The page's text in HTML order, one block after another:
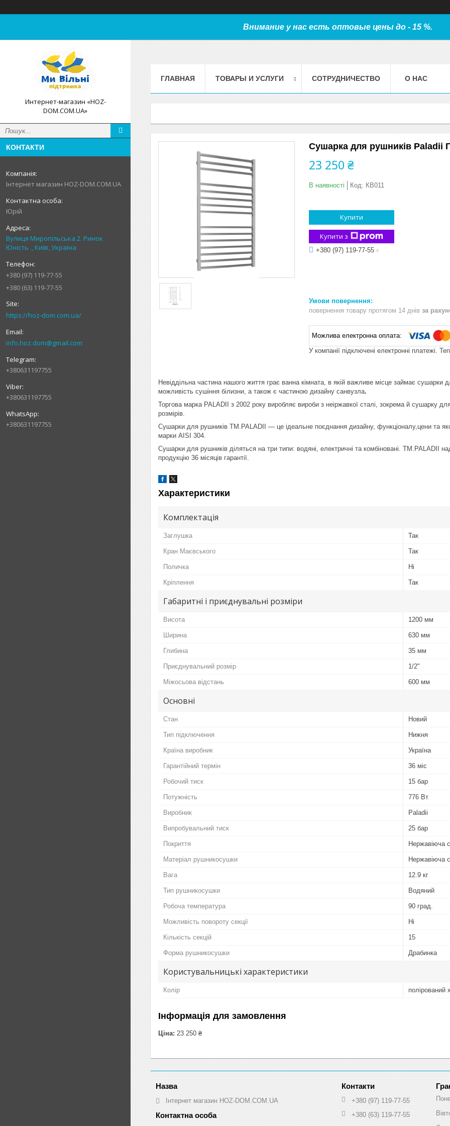
Внимание у нас есть оптовые цены до - 15 %.
Интернет-магазин «HOZ-
DOM.COM.UA»
КОНТАКТИ
Інтернет магазин HOZ-DOM.COM.UA
Юрій
Вулиця Миропільська 2. Ринок
Юність ., Київ, Україна
+380 (97) 119-77-55
+380 (63) 119-77-55
https://hoz-dom.com.ua/
info.hoz.dom@gmail.com
+380631197755
+380631197755
+380631197755
ГЛАВНАЯ ТОВАРЫ И УСЛУГИ СОТРУДНИЧЕСТВО О НАС
Сушарка для рушників Paladii
23 250 ₴
В наявності Код: КВ011
Купити
Купити з
+380 (97) 119-77-55
повернення товару протягом 14 днів за
У компанії підключені електронні платежі.
Невіддільна частина нашого життя грає ванна кімната, в якій важливе місце займає
можливість сушіння білизни, а також є частиною дизайну санвузла.
Торгова марка PALADII з 2002 року виробляє вироби з неіржавкої сталі, зокрема й сушарку
розмірів.
Сушарки для рушників TM.PALADII — це ідеальне поєднання дизайну, функціоналу,цени та
марки AISI 304.
Сушарки для рушників діляться на три типи: водяні, електричні та комбіновані. TM.PALADII
продукцію 36 місяців гарантії.
Характеристики
Комплектація
Заглушка Так
Кран Маєвського Так
Поличка Ні
Кріплення Так
Габаритні і приєднувальні розміри
Висота 1200 мм
Ширина 630 мм
Глибина 35 мм
Приєднувальний розмір 1/2"
Міжосьова відстань 600 мм
Основні
Стан Новий
Тип підключення Нижня
Країна виробник Україна
Гарантійний термін 36 міс
Робочий тиск 15 бар
Потужність 776 Вт
Виробник Paladii
Випробувальний тиск 25 бар
Покриття Нержавіюча
Матеріал рушникосушки Нержавіюча
Вага 12.9 кг
Тип рушникосушки Водяний
Робоча температура 90 град.
Можливість повороту секції Ні
Кількість секцій 15
Форма рушникосушки Драбинка
Користувальницькі характеристики
Колір полірований
Інформація для замовлення
Ціна: 23 250 ₴
Інтернет магазин HOZ-DOM.COM.UA
+380 (97) 119-77-55
+380 (63) 119-77-55